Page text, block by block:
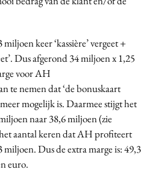
keer ‘kassière’ vergeet +
Dus afgerond 34 miljoen x 1,25
voor AH
te nemen dat ‘de bonuskaart
mogelijk is. Daarmee stijgt het
naar 38,6 miljoen (zie
aantal keren dat AH profiteert
Dus de extra marge is: 49,3
euro.